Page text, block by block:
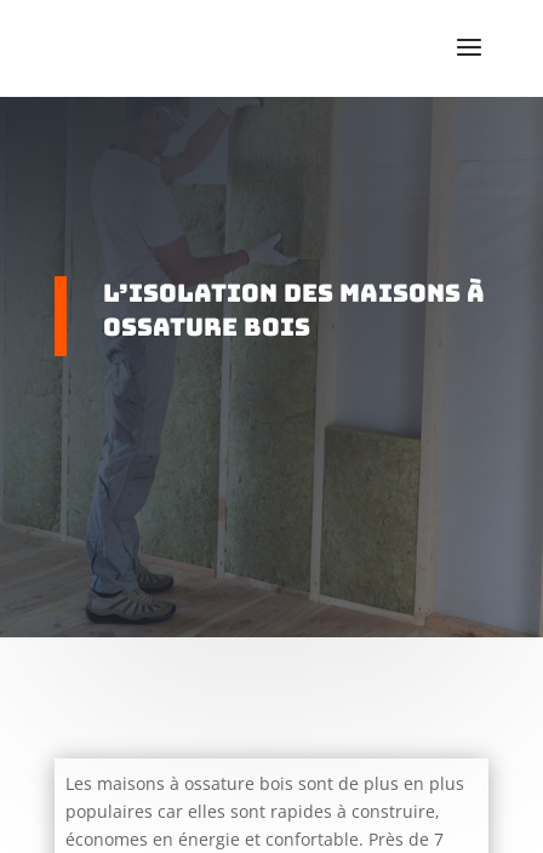
L’isolation des maisons à
ossature bois
Les maisons à ossature bois sont de plus en plus
populaires car elles sont rapides à construire,
économes en énergie et confortable. Près de 7